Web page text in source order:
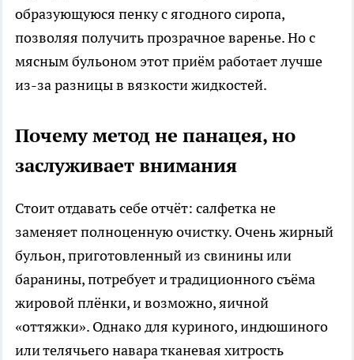
образующуюся пенку с ягодного сиропа,
позволяя получить прозрачное варенье. Но с
мясным бульоном этот приём работает лучше
из-за разницы в вязкости жидкостей.
Почему метод не панацея, но
заслуживает внимания
Стоит отдавать себе отчёт: салфетка не
заменяет полноценную очистку. Очень жирный
бульон, приготовленный из свинины или
баранины, потребует и традиционного съёма
жировой плёнки, и возможно, яичной
«оттяжки». Однако для куриного, индюшиного
или телячьего навара тканевая хитрость